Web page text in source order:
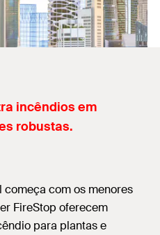
incêndios em
robustas.
com os menores
FireStop oferecem
para plantas e